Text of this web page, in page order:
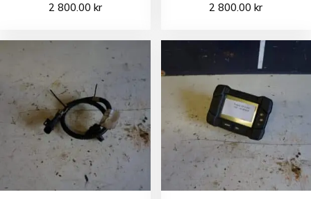
2 800.00 kr 2 800.00kr